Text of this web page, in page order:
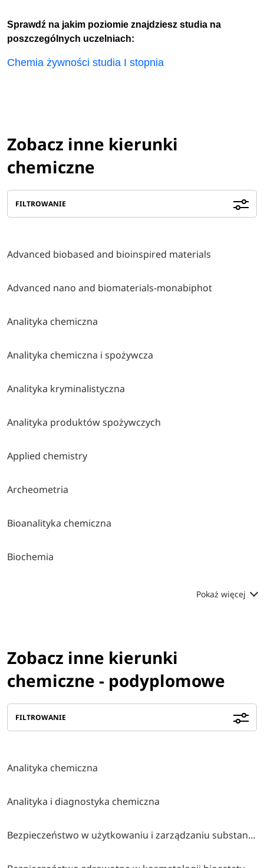
Sprawdź na jakim poziomie znajdziesz studia na
poszczególnych uczelniach:
Chemia żywności studia I stopnia
Zobacz inne kierunki
chemiczne
FILTROWANIE
Advanced biobased and bioinspired materials
Advanced nano and biomaterials-monabiphot
Analityka chemiczna
Analityka chemiczna i spożywcza
Analityka kryminalistyczna
Analityka produktów spożywczych
Applied chemistry
Archeometria
Bioanalityka chemiczna
Biochemia
Pokaż więcej
Zobacz inne kierunki
chemiczne - podyplomowe
FILTROWANIE
Analityka chemiczna
Analityka i diagnostyka chemiczna
Bezpieczeństwo w użytkowaniu i zarządzaniu substancjami chemicznymi